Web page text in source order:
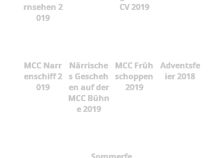
rnsehen 2
019
CV 2019
MCC Narr
enschiff 2
019
Närrische
s Gescheh
en auf der
MCC Bühn
e 2019
MCC Früh
schoppen
2019
Adventsfe
ier 2018